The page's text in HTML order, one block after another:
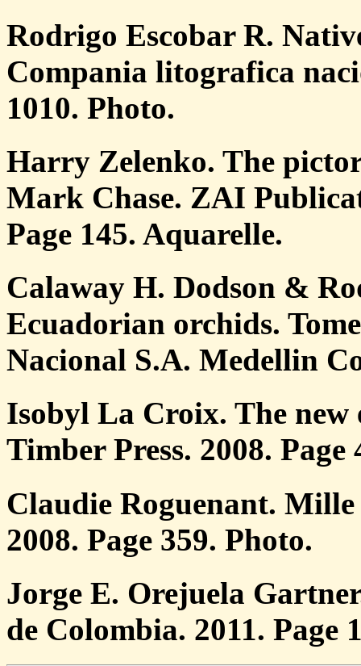
Rodrigo Escobar R.
Compania litografica
1010. Photo.
Harry Zelenko. The
Mark Chase. ZAI
Page 145. Aquarelle.
Calaway H. Dodson &
Ecuadorian orchids.
Nacional S.A. Medellin
Isobyl La Croix. The new
Timber Press. 2008. Page
Claudie Roguenant.
2008. Page 359. Photo.
Jorge E. Orejuela
de Colombia. 2011. Page